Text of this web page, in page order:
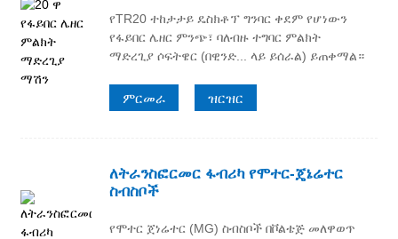
የTR20 ተከታታይ ዴስክቶፕ ግንባር ቀደም የሆነውን
የፋይበር ሌዘር ምንጭ፣ ባለብዙ ተግባር ምልክት
ማድረጊያ ሶፍትዌር (በዊንድ... ላይ ይሰራል) ይጠቀማል።
ምርመራ ዝርዝር
ለትራንስፎርመር ፋብሪካ የሞተር-ጄኔሬተር
ስብስቦች
የሞተር ጀነሬተር (MG) ስብስቦች በቮልቴጅ መለዋወጥ